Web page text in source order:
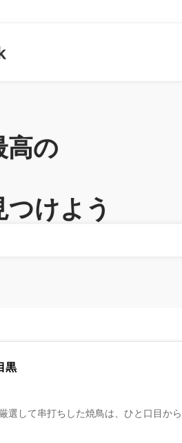
高の
つけよう
黒
選して串打ちした焼鳥は、ひと口目か